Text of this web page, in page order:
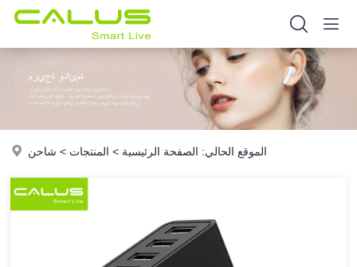
الموقع الحالي: الصفحة الرئيسية > المنتجات > شاحن